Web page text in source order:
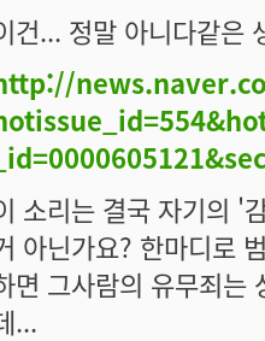
건... 정말 아니다같은
소리는 결국 자기의 '
아닌가요? 한마디로
면 그사람의 유무죄는
...